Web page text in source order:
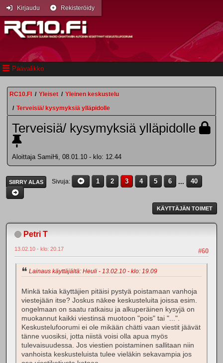
Päävalikko
Kirjaudu Rekisteröidy
RC10.FI / Yleiset / Yleinen keskustelu
/ Terveisiä/ kysymyksiä ylläpidolle
Terveisiä/ kysymyksiä ylläpidolle
Aloittaja SamiHi, 08.01.10 - klo: 12.44
SIIRRY ALAS Sivuja 1 2 3 4 5 6 ... 40
KÄYTTÄJÄN TOIMET
Petri T
#60
13.02.10 - klo: 20.17
Lainaus käyttäjältä: Heuli - 13.02.10 - klo: 19.09
Minkä takia käyttäjien pitäisi pystyä poistamaan vanhoja
viestejään itse? Joskus näkee keskusteluita joissa esim.
ongelmaan on saatu ratkaisu ja alkuperäinen kysyjä on
muokannut kaikki viestinsä muotoon "pois" tai "...".
Keskustelufoorumi ei ole mikään chätti vaan viestit jäävät
tänne vuosiksi, jotta niistä voisi olla apua myös
tulevaisuudessa. Jos viestien poistaminen sallitaan niin
vanhoista keskusteluista tulee vieläkin sekavampia jos